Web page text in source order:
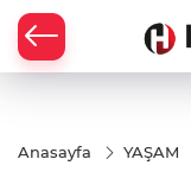
Anasayfa YAŞAM